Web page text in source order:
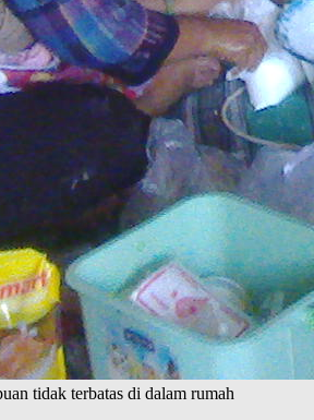
tidak terbatas di dalam rumah